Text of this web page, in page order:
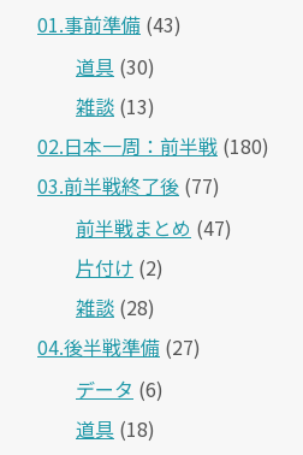
01.事前準備 (43)
道具 (30)
雑談 (13)
02.日本一周：前半戦 (180)
03.前半戦終了後 (77)
前半戦まとめ (47)
片付け (2)
雑談 (28)
04.後半戦準備 (27)
データ (6)
道具 (18)